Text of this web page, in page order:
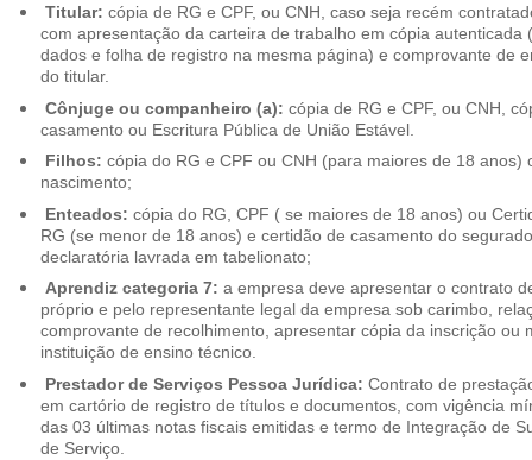
Titular: cópia de RG e CPF, ou CNH, caso seja recém
com apresentação da carteira de trabalho em cópia autenticada
dados e folha de registro na mesma página) e comprovante de
do titular.
Cônjuge ou companheiro (a): cópia de RG e CPF, ou CNH,
casamento ou Escritura Pública de União Estável.
Filhos: cópia do RG e CPF ou CNH (para maiores de 18 anos)
nascimento;
Enteados: cópia do RG, CPF ( se maiores de 18 anos) ou
RG (se menor de 18 anos) e certidão de casamento do
declaratória lavrada em tabelionato;
Aprendiz categoria 7: a empresa deve apresentar o contrato
próprio e pelo representante legal da empresa sob carimbo,
comprovante de recolhimento, apresentar cópia da inscrição ou
instituição de ensino técnico.
Prestador de Serviços Pessoa Jurídica: Contrato de
em cartório de registro de títulos e documentos, com vigência
das 03 últimas notas fiscais emitidas e termo de Integração de
de Serviço.